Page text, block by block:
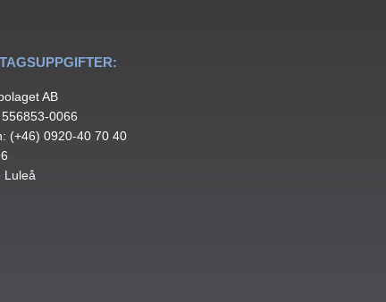
AB
0066
(+46) 0920-40 70 40
Luleå